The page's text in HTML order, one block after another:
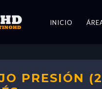
INICIO
PRESIÓN